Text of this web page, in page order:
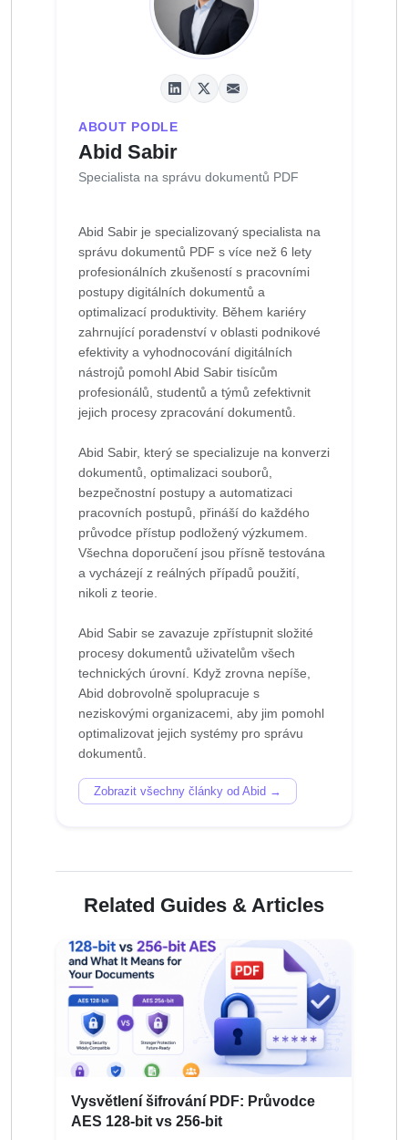
ABOUT PODLE
Abid Sabir
Specialista na správu dokumentů PDF
Abid Sabir je specializovaný specialista na
správu dokumentů PDF s více než 6 lety
profesionálních zkušeností s pracovními
postupy digitálních dokumentů a
optimalizací produktivity. Během kariéry
zahrnující poradenství v oblasti podnikové
efektivity a vyhodnocování digitálních
nástrojů pomohl Abid Sabir tisícům
profesionálů, studentů a týmů zefektivnit
jejich procesy zpracování dokumentů.
Abid Sabir, který se specializuje na konverzi
dokumentů, optimalizaci souborů,
bezpečnostní postupy a automatizaci
pracovních postupů, přináší do každého
průvodce přístup podložený výzkumem.
Všechna doporučení jsou přísně testována
a vycházejí z reálných případů použití,
nikoli z teorie.
Abid Sabir se zavazuje zpřístupnit složité
procesy dokumentů uživatelům všech
technických úrovní. Když zrovna nepíše,
Abid dobrovolně spolupracuje s
neziskovými organizacemi, aby jim pomohl
optimalizovat jejich systémy pro správu
Zobrazit všechny články od Abid →
Related Guides & Articles
Vysvětlení šifrování PDF: Průvodce
AES 128-bit vs 256-bit